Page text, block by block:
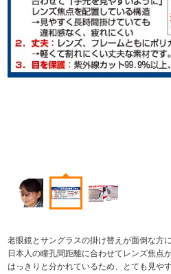
老眼鏡とサングラスの掛け替えが面倒な方に
日本人の瞳孔間距離に合わせてレンズ焦点
はっきりと分かれているため、とても見や